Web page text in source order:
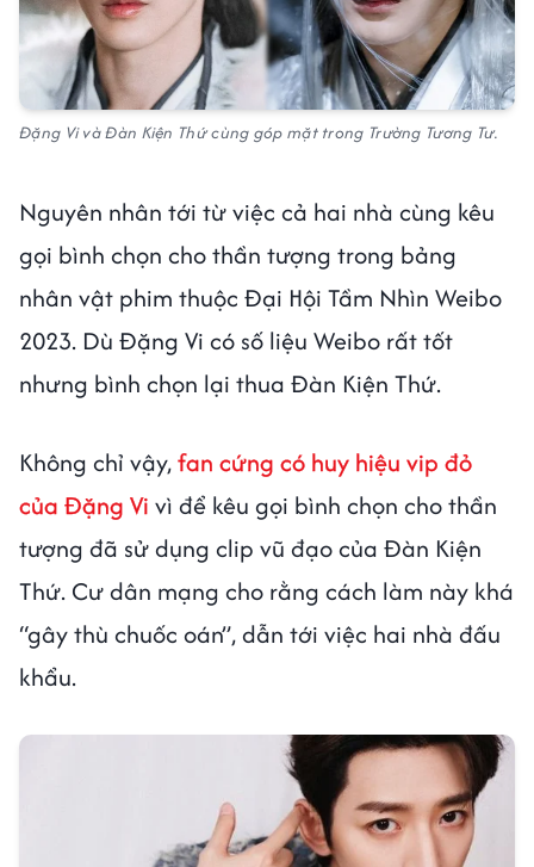
Đặng Vi và Đàn Kiện Thứ cùng góp mặt trong Trường Tương Tư.
Nguyên nhân tới từ việc cả hai nhà cùng kêu
gọi bình chọn cho thần tượng trong bảng
nhân vật phim thuộc Đại Hội Tầm Nhìn Weibo
2023. Dù Đặng Vi có số liệu Weibo rất tốt
nhưng bình chọn lại thua Đàn Kiện Thứ.
Không chỉ vậy,fan cứng có huy hiệu vip đỏ
của Đặng Vi vì để kêu gọi bình chọn cho thần
tượng đã sử dụng clip vũ đạo của Đàn Kiện
Thứ. Cư dân mạng cho rằng cách làm này khá
“gây thù chuốc oán”, dẫn tới việc hai nhà đấu
khẩu.